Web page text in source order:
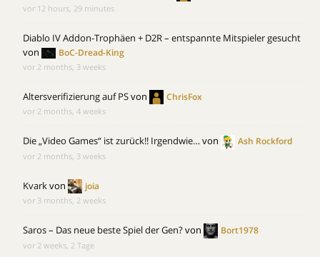
vor 12 hours, 29 minutes
Diablo IV Addon-Trophäen + D2R – entspannte Mitspieler gesucht
von
BoC-Dread-King
vor 2 months, 3 weeks
Altersverifizierung auf PSvon ChrisFox
vor 2 months, 4 weeks
Die „Video Games“ ist zurück!! Irgendwie…von Ash Rockford
vor 2 months, 3 weeks
Kvarkvon joia
vor 3 months, 2 weeks
Saros – Das neue beste Spiel der Gen?von Bort1978
vor 2 weeks, 2 Tage